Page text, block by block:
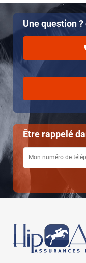
Une question
Être rappelé